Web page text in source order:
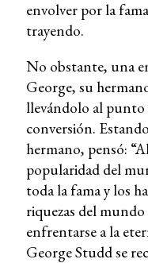
envolver por la
trayendo.
No obstante, una
George, su
llevándolo al punto
conversión.
hermano, pensó:
popularidad del
toda la fama y los
riquezas del
enfrentarse a la
George Studd se